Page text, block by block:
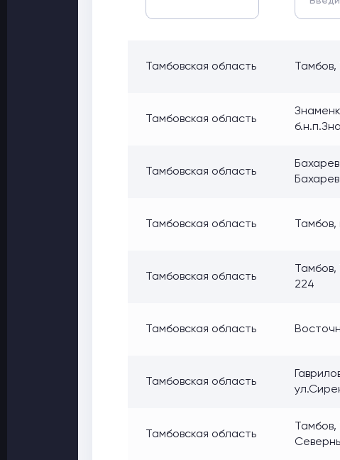
Тамбовская область
Тамбовская область
Тамбовская область
Тамбовская область
Тамбовская область
224
Тамбовская область
Тамбовская область
Тамбовская область